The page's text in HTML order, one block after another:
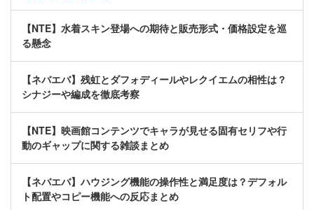
【NTE】水着スキン登場への期待と販売形式・価格設定を巡
る懸念
【ネバエバ】残虹とダフォディールやレクイエムの相性は？
シナジーや編成を徹底考察
【NTE】映画館コンテンツでキャラが見せる固有セリフや行
動のギャップに関する雑談まとめ
【ネバエバ】ハウジング機能の操作性と満足度は？デフォル
ト配置やコピー機能への反応まとめ